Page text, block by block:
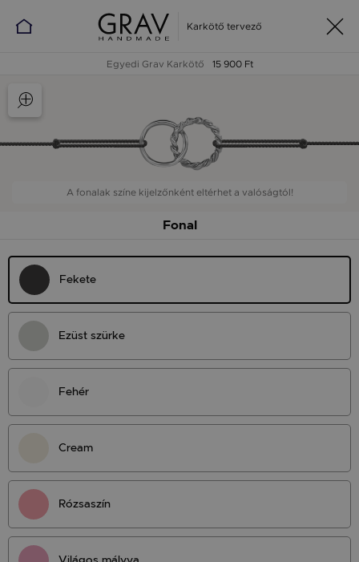
Karkötő tervező
Egyedi Grav Karkötő 15 900 Ft
A fonalak színe kijelzőnként eltérhet a valóságtól!
Fonal
Fekete
Ezüst szürke
Fehér
Cream
Rózsaszín